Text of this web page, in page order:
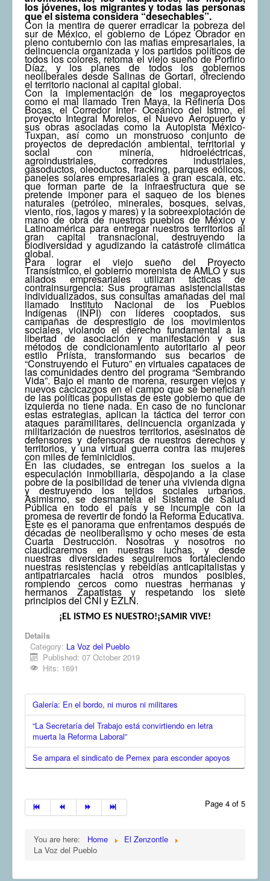
los jóvenes, los migrantes y todas las personas
que el sistema considera “desechables”.
Con la mentira de querer erradicar la pobreza del
sur de México, el gobierno de López Obrador en
pleno contubernio con las mafias empresariales, la
delincuencia organizada y los partidos políticos de
todos los colores, retoma el viejo sueño de Porfirio
Díaz, y los planes de todos los gobiernos
neoliberales desde Salinas de Gortari, ofreciendo
el territorio nacional al capital global.
Con la implementación de los megaproyectos
como el mal llamado Tren Maya, la Refinería Dos
Bocas, el Corredor Inter- Oceánico del Istmo, el
proyecto Integral Morelos, el Nuevo Aeropuerto y
sus obras asociadas como la Autopista México-
Tuxpan, así como un monstruoso conjunto de
proyectos de depredación ambiental, territorial y
social con minería, hidroeléctricas,
agroindustriales, corredores industriales,
gasoductos, oleoductos, fracking, parques eólicos,
paneles solares empresariales a gran escala, etc.
que forman parte de la infraestructura que se
pretende imponer para el saqueo de los bienes
naturales (petróleo, minerales, bosques, selvas,
viento, ríos, lagos y mares) y la sobreexplotación de
mano de obra de nuestros pueblos de México y
Latinoamérica para entregar nuestros territorios al
gran capital transnacional, destruyendo la
biodiversidad y agudizando la catástrofe climática
global.
Para lograr el viejo sueño del Proyecto
Transístmico, el gobierno morenista de AMLO y sus
aliados empresariales utilizan tácticas de
contrainsurgencia: Sus programas asistencialistas
individualizados, sus consultas amañadas del mal
llamado Instituto Nacional de los Pueblos
Indígenas (INPI) con líderes cooptados, sus
campañas de desprestigio de los movimientos
sociales, violando el derecho fundamental a la
libertad de asociación y manifestación y sus
métodos de condicionamiento autoritario al peor
estilo Priísta, transformando sus becarios de
“Construyendo el Futuro” en virtuales capataces de
las comunidades dentro del programa “Sembrando
Vida”. Bajo el manto de morena, resurgen viejos y
nuevos cacicazgos en el campo que se benefician
de las políticas populistas de este gobierno que de
izquierda no tiene nada. En caso de no funcionar
estas estrategias, aplican la táctica del terror con
ataques paramilitares, delincuencia organizada y
militarización de nuestros territorios, asesinatos de
defensores y defensoras de nuestros derechos y
territorios, y una virtual guerra contra las mujeres
con miles de feminicidios.
En las ciudades, se entregan los suelos a la
especulación inmobiliaria, despojando a la clase
pobre de la posibilidad de tener una vivienda digna
y destruyendo los tejidos sociales urbanos.
Asimismo, se desmantela el Sistema de Salud
Pública en todo el país y se incumple con la
promesa de revertir de fondo la Reforma Educativa.
Este es el panorama que enfrentamos después de
décadas de neoliberalismo y ocho meses de esta
Cuarta Destrucción. Nosotras y nosotros no
claudicaremos en nuestras luchas, y desde
nuestras diversidades seguiremos fortaleciendo
nuestras resistencias y rebeldías anticapitalistas y
antipatriarcales hacia otros mundos posibles,
rompiendo cercos como nuestras hermanas y
hermanos Zapatistas y respetando los siete
principios del CNI y EZLN.
¡EL ISTMO ES NUESTRO!¡SAMIR VIVE!
Details
Category: La Voz del Pueblo
Published: 07 October 2019
Hits: 1691
Galería: En el bordo, ni muros ni militares
“La Secretaría del Trabajo está convirtiendo en letra
muerta la Reforma Laboral”
Se ampara el sindicato de Pemex para esconder apoyos
Page 4 of 5
You are here: Home
El Zenzontle
La Voz del Pueblo